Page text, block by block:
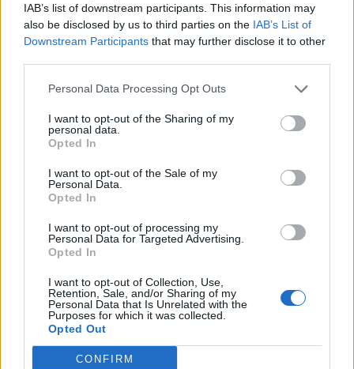
IAB’s list of downstream participants. This information may
also be disclosed by us to third parties on the IAB’s List of
Downstream Participants that may further disclose it to other
Personal Data Processing Opt Outs
I want to opt-out of the Sharing of my
personal data.
Opted In
I want to opt-out of the Sale of my
Personal Data.
Opted In
I want to opt-out of processing my
Personal Data for Targeted Advertising.
Opted In
I want to opt-out of Collection, Use,
Retention, Sale, and/or Sharing of my
Personal Data that Is Unrelated with the
Purposes for which it was collected.
Opted Out
CONFIRM
Super...
12 Ιουλίου, 2026